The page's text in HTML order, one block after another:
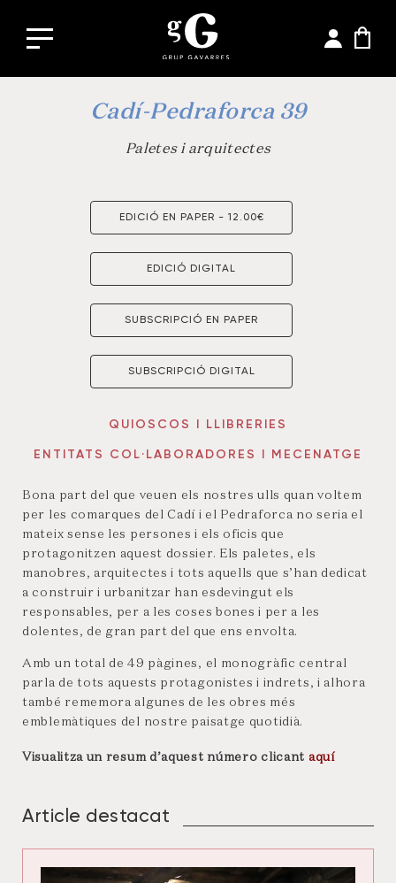
Cadí-Pedraforca 39
Paletes i arquitectes
EDICIÓ EN PAPER - 12.00€
EDICIÓ DIGITAL
SUBSCRIPCIÓ EN PAPER
SUBSCRIPCIÓ DIGITAL
QUIOSCOS I LLIBRERIES
ENTITATS COL·LABORADORES I MECENATGE
Bona part del que veuen els nostres ulls quan voltem
per les comarques del Cadí i el Pedraforca no seria el
mateix sense les persones i els oficis que
protagonitzen aquest dossier. Els paletes, els
manobres, arquitectes i tots aquells que s’han dedicat
a construir i urbanitzar han esdevingut els
responsables, per a les coses bones i per a les
dolentes, de gran part del que ens envolta.
Amb un total de 49 pàgines, el monogràfic central
parla de tots aquests protagonistes i indrets, i alhora
també rememora algunes de les obres més
emblemàtiques del nostre paisatge quotidià.
Visualitza un resum d’aquest número clicant aquí
Article destacat